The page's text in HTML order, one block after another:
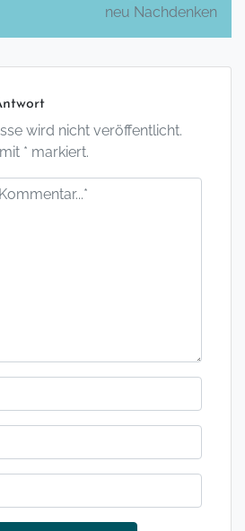
neu Nachdenken
wird nicht veröffentlicht.
* markiert.